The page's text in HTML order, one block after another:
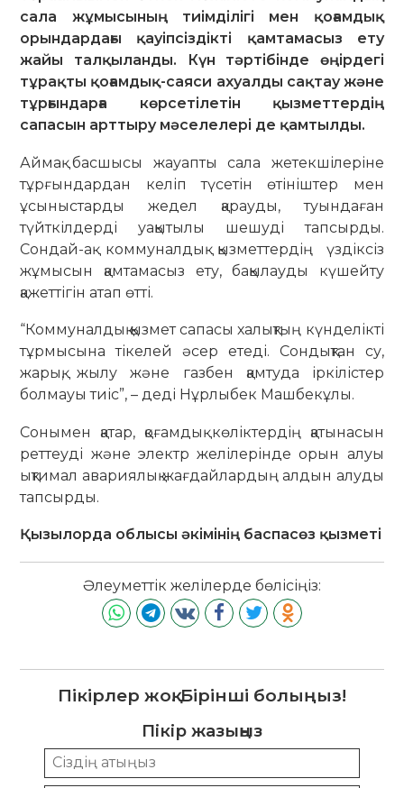
сала жұмысының тиімділігі мен қоғамдық
орындардағы қауіпсіздікті қамтамасыз ету
жайы талқыланды. Күн тәртібінде өңірдегі
тұрақты қоғамдық-саяси ахуалды сақтау және
тұрғындарға көрсетілетін қызметтердің
сапасын арттыру мәселелері де қамтылды.
Аймақ басшысы жауапты сала жетекшілеріне
тұрғындардан келіп түсетін өтініштер мен
ұсыныстарды жедел қарауды, туындаған
түйткілдерді уақытылы шешуді тапсырды.
Сондай-ақ коммуналдық қызметтердің үздіксіз
жұмысын қамтамасыз ету, бақылауды күшейту
қажеттігін атап өтті.
“Коммуналдық қызмет сапасы халықтың күнделікті
тұрмысына тікелей әсер етеді. Сондықтан су,
жарық, жылу және газбен қамтуда іркілістер
болмауы тиіс”, – деді Нұрлыбек Машбекұлы.
Сонымен қатар, қоғамдық көліктердің қатынасын
реттеуді және электр желілерінде орын алуы
ықтимал авариялық жағдайлардың алдын алуды
тапсырды.
Қызылорда облысы әкімінің баспасөз қызметі
Әлеуметтік желілерде бөлісіңіз:
Пікірлер жоқ. Бірінші болыңыз!
Пікір жазыңыз